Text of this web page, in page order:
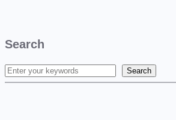
Search
S
Search